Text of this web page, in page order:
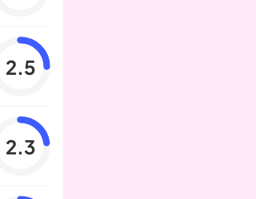
2.5
2.3